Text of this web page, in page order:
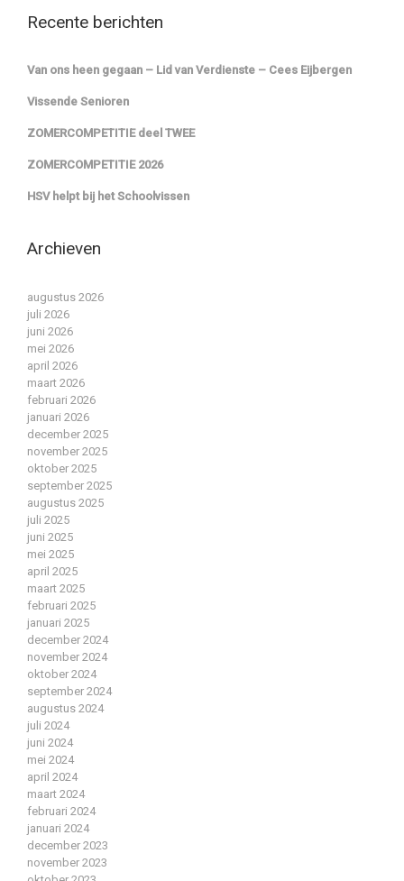
Recente berichten
Van ons heen gegaan – Lid van Verdienste – Cees Eijbergen
Vissende Senioren
ZOMERCOMPETITIE deel TWEE
ZOMERCOMPETITIE 2026
HSV helpt bij het Schoolvissen
Archieven
augustus 2026
juli 2026
juni 2026
mei 2026
april 2026
maart 2026
februari 2026
januari 2026
december 2025
november 2025
oktober 2025
september 2025
augustus 2025
juli 2025
juni 2025
mei 2025
april 2025
maart 2025
februari 2025
januari 2025
december 2024
november 2024
oktober 2024
september 2024
augustus 2024
juli 2024
juni 2024
mei 2024
april 2024
maart 2024
februari 2024
januari 2024
december 2023
november 2023